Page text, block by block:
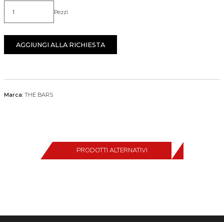
Quantità Pezzi
AGGIUNGI ALLA RICHIESTA
Marca: THE BARS
PRODOTTI ALTERNATIVI